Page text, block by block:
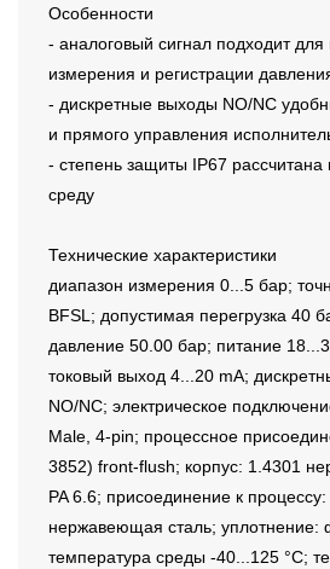
Особенности
- аналоговый сигнал подходит
измерения и регистрации
- дискретные выходы NO/NC
и прямого управления
- степень защиты IP67
среду
Технические характеристики
диапазон измерения 0...5 бар;
BFSL; допустимая перегрузка 40
давление 50.00 бар; питание
токовый выход 4...20 mA;
NO/NC; электрическое
Male, 4-pin; процессное
3852) front-flush; корпус: 1.4301
PA 6.6; присоединение к
нержавеющая сталь; уплотнение:
температура среды -40...125 °C;